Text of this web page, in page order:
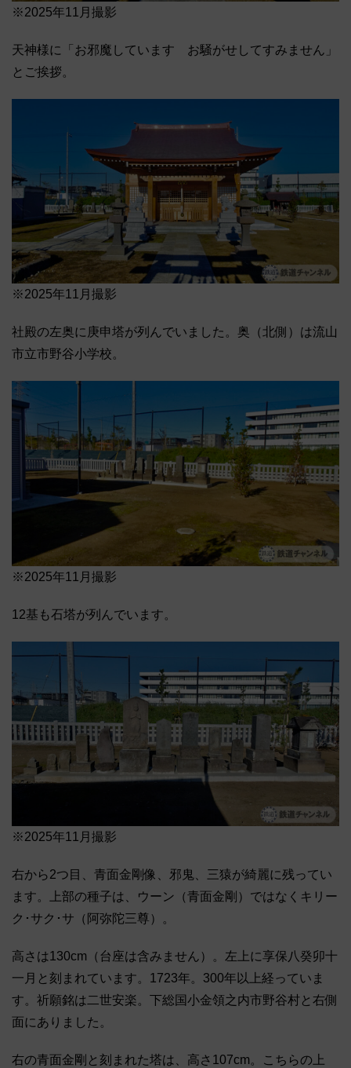
※2025年11月撮影
天神様に「お邪魔しています お騒がせしてすみません」
とご挨拶。
※2025年11月撮影
社殿の左奥に庚申塔が列んでいました。奥（北側）は流山
市立市野谷小学校。
※2025年11月撮影
12基も石塔が列んでいます。
※2025年11月撮影
右から2つ目、青面金剛像、邪鬼、三猿が綺麗に残ってい
ます。上部の種子は、ウーン（青面金剛）ではなくキリー
ク･サク･サ（阿弥陀三尊）。
高さは130cm（台座は含みません）。左上に享保八癸卯十
一月と刻まれています。1723年。300年以上経っていま
す。祈願銘は二世安楽。下総国小金領之内市野谷村と右側
面にありました。
右の青面金剛と刻まれた塔は、高さ107cm。こちらの上